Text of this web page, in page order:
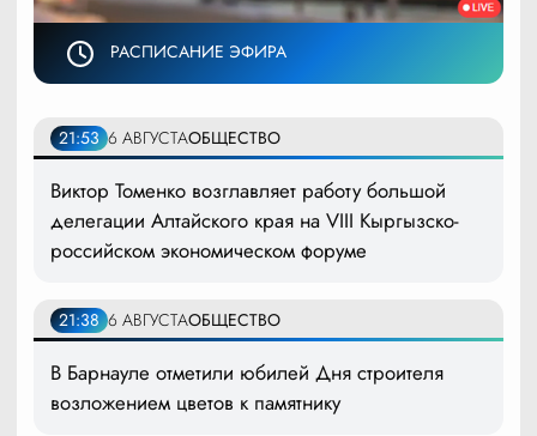
РАСПИСАНИЕ ЭФИРА
21:53 6 АВГУСТАОБЩЕСТВО
Виктор Томенко возглавляет работу большой
делегации Алтайского края на VIII Кыргызско-
российском экономическом форуме
21:38 6 АВГУСТАОБЩЕСТВО
В Барнауле отметили юбилей Дня строителя
возложением цветов к памятнику